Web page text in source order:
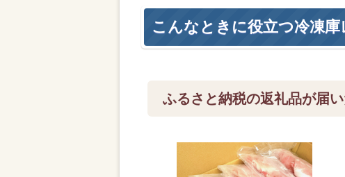
こんなときに役立つ冷凍庫
ふるさと納税の返礼品が届